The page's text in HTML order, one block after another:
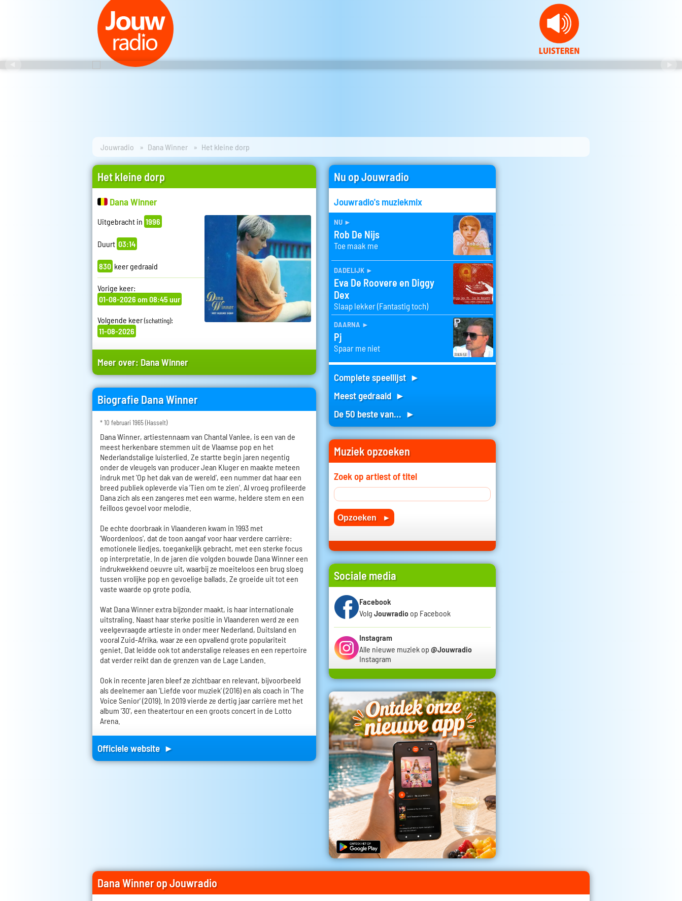
Jouwradio Dana Winner Het kleine dorp
Het kleine dorp
Dana Winner
Uitgebracht in 1996
Duurt 03:14
830 keer gedraaid
Vorige keer:
01-08-2026 om 08:45 uur
Volgende keer(schatting):
11-08-2026
Meer over: Dana Winner
Biografie Dana Winner
* 10 februari 1965 (Hasselt)
Dana Winner, artiestennaam van Chantal Vanlee, is een van de
meest herkenbare stemmen uit de Vlaamse pop en het
Nederlandstalige luisterlied. Ze startte begin jaren negentig
onder de vleugels van producer Jean Kluger en maakte meteen
indruk met 'Op het dak van de wereld', een nummer dat haar een
breed publiek opleverde via 'Tien om te zien'. Al vroeg profileerde
Dana zich als een zangeres met een warme, heldere stem en een
feilloos gevoel voor melodie.
De echte doorbraak in Vlaanderen kwam in 1993 met
'Woordenloos', dat de toon aangaf voor haar verdere carrière:
emotionele liedjes, toegankelijk gebracht, met een sterke focus
op interpretatie. In de jaren die volgden bouwde Dana Winner een
indrukwekkend oeuvre uit, waarbij ze moeiteloos een brug sloeg
tussen vrolijke pop en gevoelige ballads. Ze groeide uit tot een
vaste waarde op grote podia.
Wat Dana Winner extra bijzonder maakt, is haar internationale
uitstraling. Naast haar sterke positie in Vlaanderen werd ze een
veelgevraagde artieste in onder meer Nederland, Duitsland en
vooral Zuid-Afrika, waar ze een opvallend grote populariteit
geniet. Dat leidde ook tot anderstalige releases en een repertoire
dat verder reikt dan de grenzen van de Lage Landen.
Ook in recente jaren bleef ze zichtbaar en relevant, bijvoorbeeld
als deelnemer aan 'Liefde voor muziek' (2016) en als coach in 'The
Voice Senior' (2019). In 2019 vierde ze dertig jaar carrière met het
album '30', een theatertour en een groots concert in de Lotto
Arena.
Officiele website ►
Nu op Jouwradio
Jouwradio's muziekmix
nu ►
Rob De Nijs
Toe maak me
dadelijk ►
Eva De Roovere en Diggy
Dex
Slaap lekker (Fantastig toch)
daarna ►
Pj
Spaar me niet
Complete speellijst ►
Meest gedraaid ►
De 50 beste van... ►
Muziek opzoeken
Zoek op artiest of titel
Sociale media
Facebook
Volg Jouwradio op Facebook
Instagram
Alle nieuwe muziek op @Jouwradio
Instagram
Dana Winner op Jouwradio